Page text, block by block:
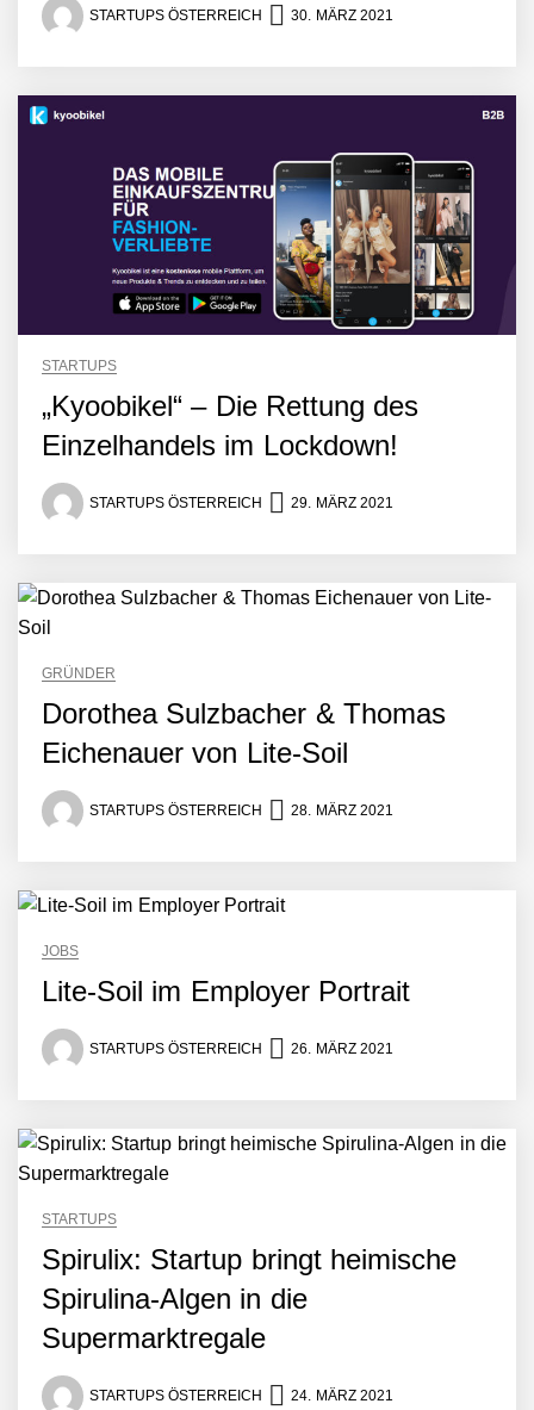
STARTUPS ÖSTERREICH 30. MÄRZ 2021
STARTUPS
„Kyoobikel“ – Die Rettung des
Einzelhandels im Lockdown!
STARTUPS ÖSTERREICH 29. MÄRZ 2021
GRÜNDER
Dorothea Sulzbacher & Thomas
Eichenauer von Lite-Soil
STARTUPS ÖSTERREICH 28. MÄRZ 2021
JOBS
Lite-Soil im Employer Portrait
STARTUPS ÖSTERREICH 26. MÄRZ 2021
STARTUPS
Spirulix: Startup bringt heimische
Spirulina-Algen in die
Supermarktregale
STARTUPS ÖSTERREICH 24. MÄRZ 2021